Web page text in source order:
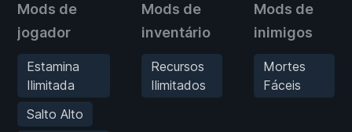
Mods de
jogador
Estamina
Ilimitada
Salto Alto
Mods de
inventário
Recursos
Ilimitados
Mods de
inimigos
Mortes
Fáceis